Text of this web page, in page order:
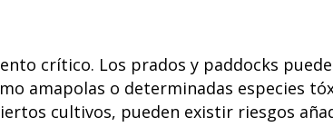
crítico. Los prados y paddocks
amapolas o determinadas especies
cultivos, pueden existir riesgos